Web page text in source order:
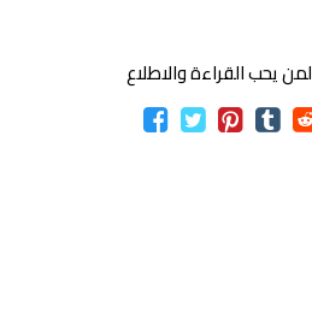
يحب القراءة والاطلاع